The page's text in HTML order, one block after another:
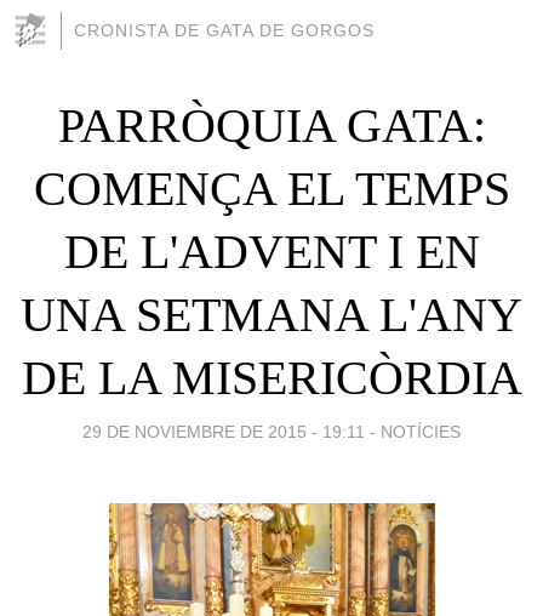
CRONISTA DE GATA DE GORGOS
PARRÒQUIA GATA:
COMENÇA EL TEMPS
DE L'ADVENT I EN
UNA SETMANA L'ANY
DE LA MISERICÒRDIA
29 DE NOVIEMBRE DE 2015 - 19:11 - NOTÍCIES